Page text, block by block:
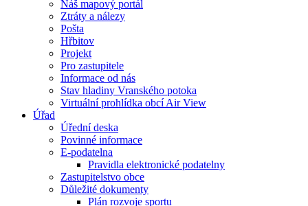
Náš mapový portál
Ztráty a nálezy
Pošta
Hřbitov
Projekt
Pro zastupitele
Informace od nás
Stav hladiny Vranského potoka
Virtuální prohlídka obcí Air View
Úřad
Úřední deska
Povinné informace
E-podatelna
Pravidla elektronické podatelny
Zastupitelstvo obce
Důležité dokumenty
Plán rozvoje sportu